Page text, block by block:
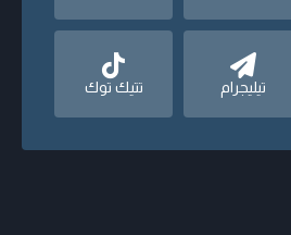
تيليجرام تتيك توك